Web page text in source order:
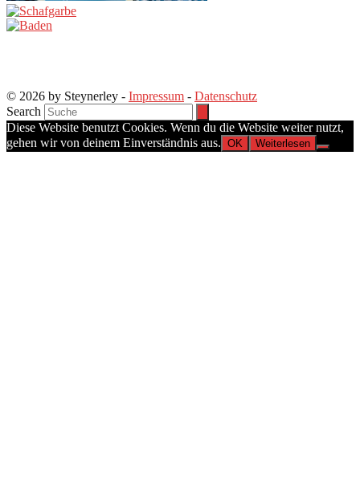
© 2026 by Steynerley - Impressum - Datenschutz
Search
Diese Website benutzt Cookies. Wenn du die Website weiter nutzt,
gehen wir von deinem Einverständnis aus. OK Weiterlesen